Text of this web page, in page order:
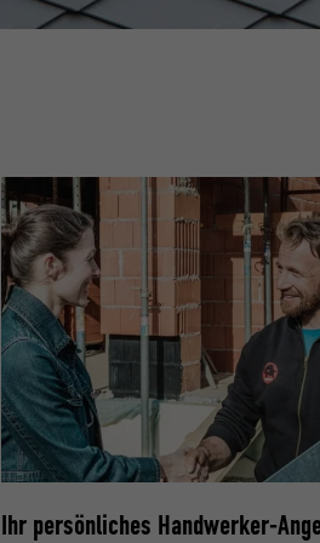
Ihr persönliches Handwerker-
Daten
von
Webseite.
"Folgen Sie